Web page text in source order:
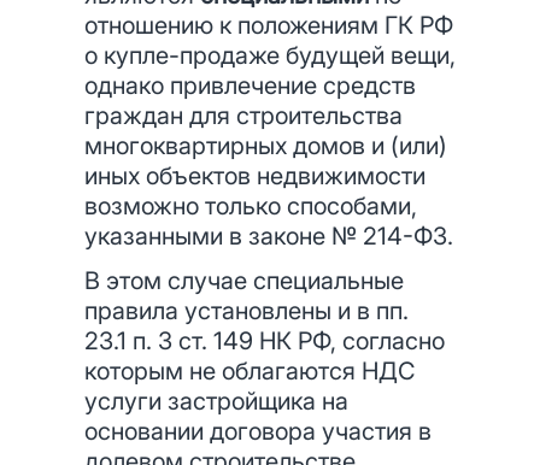
отношению к положениям ГК РФ
о купле-продаже будущей вещи,
однако привлечение средств
граждан для строительства
многоквартирных домов и (или)
иных объектов недвижимости
возможно только способами,
указанными в законе № 214-ФЗ.
В этом случае специальные
правила установлены и в пп.
23.1 п. 3 ст. 149 НК РФ, согласно
которым не облагаются НДС
услуги застройщика на
основании договора участия в